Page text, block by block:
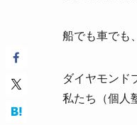
船でも車でも
ダイヤモンド
私たち（個人